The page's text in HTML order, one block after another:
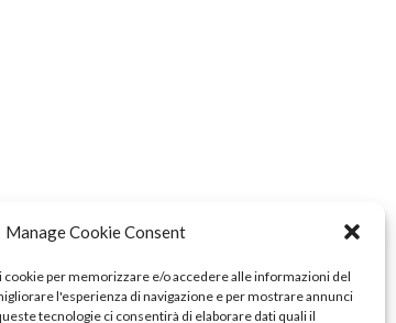
Manage Cookie Consent
per memorizzare e/o accedere alle informazioni del
l'esperienza di navigazione e per mostrare annunci
tecnologie ci consentirà di elaborare dati quali il